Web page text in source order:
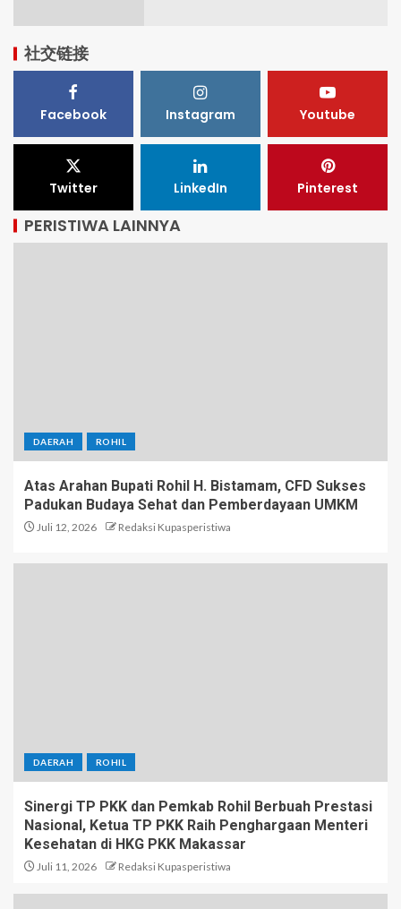
社交链接
Facebook Instagram Youtube
Twitter LinkedIn Pinterest
PERISTIWA LAINNYA
DAERAH ROHIL
Atas Arahan Bupati Rohil H. Bistamam, CFD Sukses
Padukan Budaya Sehat dan Pemberdayaan UMKM
Juli 12, 2026 Redaksi Kupasperistiwa
DAERAH ROHIL
Sinergi TP PKK dan Pemkab Rohil Berbuah Prestasi
Nasional, Ketua TP PKK Raih Penghargaan Menteri
Kesehatan di HKG PKK Makassar
Juli 11, 2026 Redaksi Kupasperistiwa